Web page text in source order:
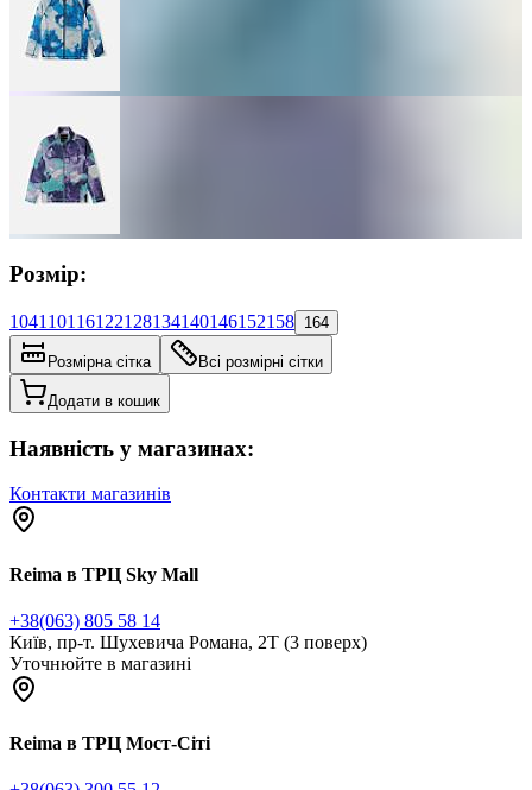
Розмір:
104110116122128134140146152158 164
Розмірна сітка Всі розмірні сітки
Додати в кошик
Наявність у магазинах:
Контакти магазинів
Reima в ТРЦ Sky Mall
+38(063) 805 58 14
Київ, пр-т. Шухевича Романа, 2Т (3 поверх)
Уточнюйте в магазині
Reima в ТРЦ Мост-Сіті